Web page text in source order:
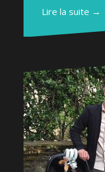
Lire la suite →